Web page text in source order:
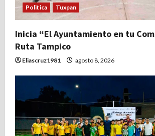
Politica Tuxpan
Inicia “El Ayuntamiento en tu
Ruta Tampico
Eliascruz1981 agosto 8, 2026